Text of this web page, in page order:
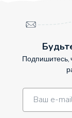
Подпишитесь,